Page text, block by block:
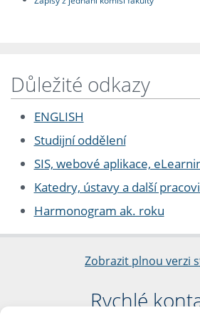
Důležité odkazy
ENGLISH
Studijní oddělení
SIS, webové aplikace,
Katedry, ústavy a další
Harmonogram ak. roku
Zobrazit plnou verzi
Rychlé